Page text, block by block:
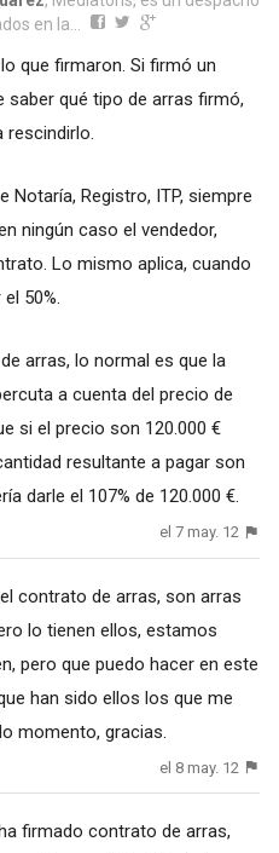
en la...
que firmaron. Si firmó un
saber qué tipo de arras firmó,
rescindirlo.
Notaría, Registro, ITP, siempre
ningún caso el vendedor,
Lo mismo aplica, cuando
50%.
arras, lo normal es que la
a cuenta del precio de
si el precio son 120.000 €
resultante a pagar son
darle el 107% de 120.000 €.
el 7 may. 12
contrato de arras, son arras
lo tienen ellos, estamos
pero que puedo hacer en este
han sido ellos los que me
momento, gracias.
el 8 may. 12
firmado contrato de arras,